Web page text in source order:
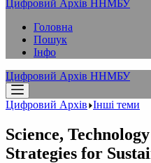
Цифровий Архів ННМБУ
Головна
Пошук
Інфо
Цифровий Архів ННМБУ
Цифровий Архів Інші теми
Science,
Strategies for